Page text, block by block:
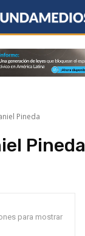
Pineda
Pineda
para mostrar